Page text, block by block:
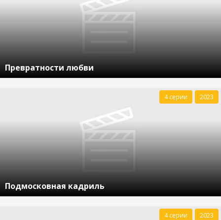
Превратности любви
Подмосковная кадриль
4 серии 2023
4 серии 2023